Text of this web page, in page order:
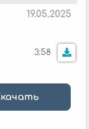
19.05.2025
3:58